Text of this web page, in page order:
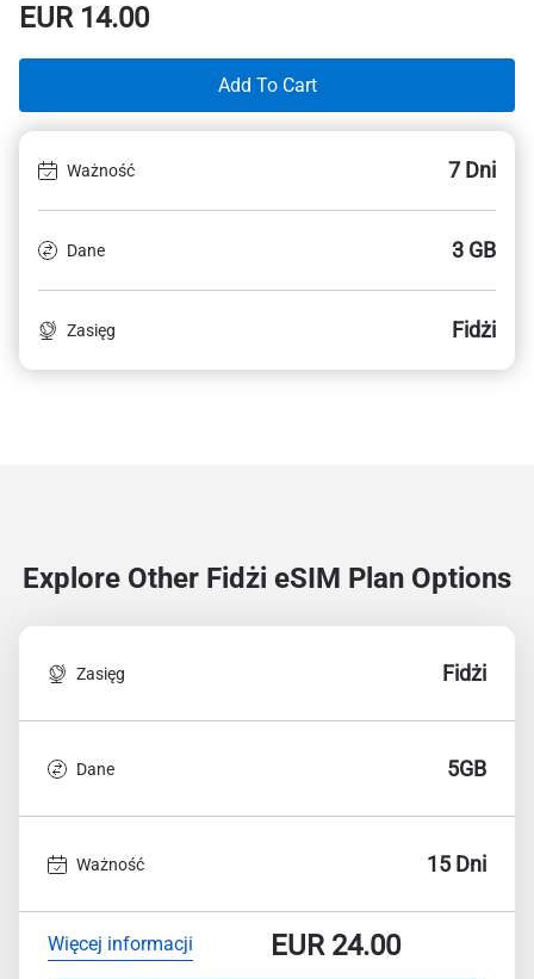
EUR14.00
Add To Cart
Ważność 7 Dni
Dane 3 GB
Zasięg Fidżi
Explore Other Fidżi eSIM Plan Options
Zasięg Fidżi
Dane 5GB
Ważność 15 Dni
Więcej informacji EUR24.00